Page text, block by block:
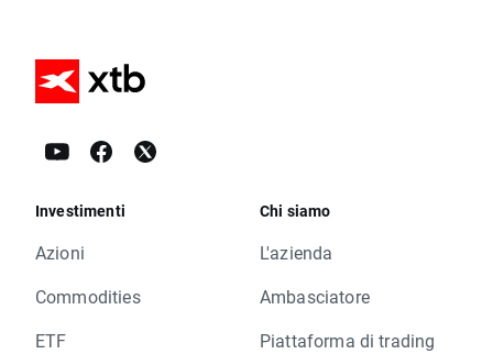
Investimenti
Azioni
Commodities
ETF
Chi siamo
L'azienda
Ambasciatore
Piattaforma di trading